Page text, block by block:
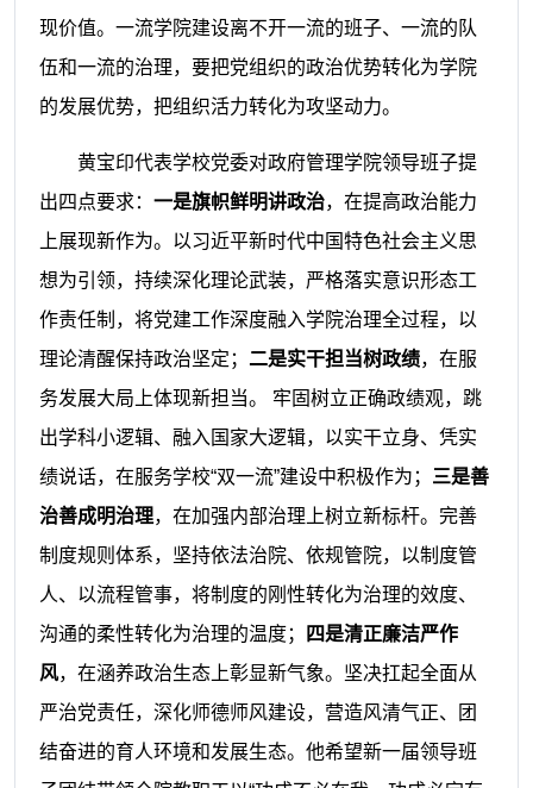
现价值。一流学院建设离不开一流的班子、一流的队
伍和一流的治理，要把党组织的政治优势转化为学院
的发展优势，把组织活力转化为攻坚动力。
黄宝印代表学校党委对政府管理学院领导班子提
出四点要求： 一是旗帜鲜明讲政治，在提高政治能力
上展现新作为。以习近平新时代中国特色社会主义思
想为引领，持续深化理论武装，严格落实意识形态工
作责任制，将党建工作深度融入学院治理全过程，以
理论清醒保持政治坚定； 二是实干担当树政绩，在服
务发展大局上体现新担当。 牢固树立正确政绩观，跳
出学科小逻辑、融入国家大逻辑，以实干立身、凭实
绩说话，在服务学校“双一流”建设中积极作为； 三是善
治善成明治理，在加强内部治理上树立新标杆。完善
制度规则体系，坚持依法治院、依规管院，以制度管
人、以流程管事，将制度的刚性转化为治理的效度、
沟通的柔性转化为治理的温度；
四是清正廉洁严作
风，在涵养政治生态上彰显新气象。坚决扛起全面从
严治党责任，深化师德师风建设，营造风清气正、团
结奋进的育人环境和发展生态。他希望新一届领导班